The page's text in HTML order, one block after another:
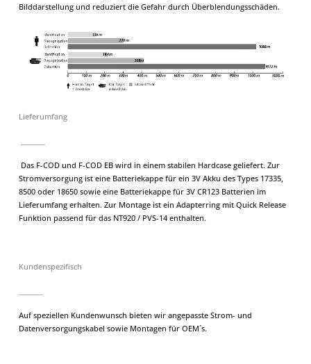
Bilddarstellung und reduziert die Gefahr durch Überblendungsschäden.
Lieferumfang
Das F-COD und F-COD EB wird in einem stabilen Hardcase geliefert. Zur
Stromversorgung ist eine Batteriekappe für ein 3V Akku des Types 17335,
8500 oder 18650 sowie eine Batteriekappe für 3V CR123 Batterien im
Lieferumfang erhalten. Zur Montage ist ein Adapterring mit Quick Release
Funktion passend für das NT920 / PVS-14 enthalten.
Kundenspezifisch
Auf speziellen Kundenwunsch bieten wir angepasste Strom- und
Datenversorgungskabel sowie Montagen für OEM´s.